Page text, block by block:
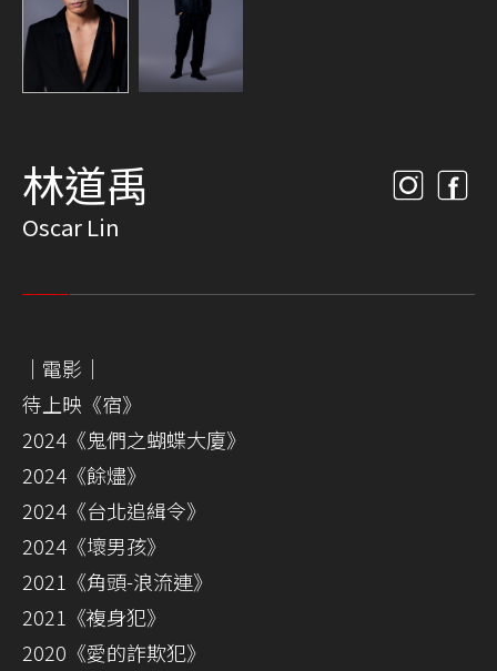
林道禹
Oscar Lin
｜電影｜
待上映《宿》
2024《鬼們之蝴蝶大廈》
2024《餘燼》
2024《台北追緝令》
2024《壞男孩》
2021《角頭-浪流連》
2021《複身犯》
2020《愛的詐欺犯》